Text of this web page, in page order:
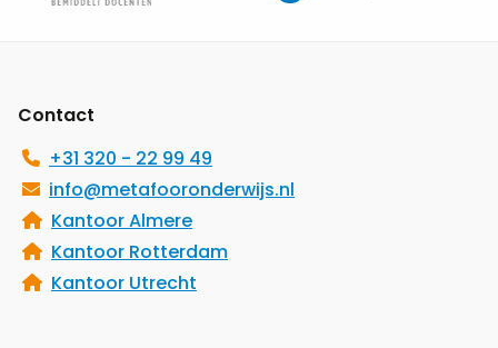
Contact
+31 320 - 22 99 49
info@metafooronderwijs.nl
Kantoor Almere
Kantoor Rotterdam
Kantoor Utrecht